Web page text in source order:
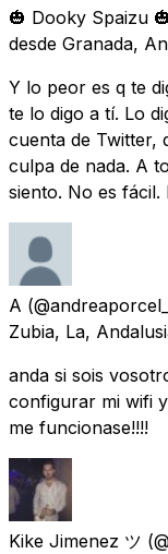
🎃 Dooky Spaizu 🎃
desde Granada,
Y lo peor es q te
te lo digo a tí. Lo
cuenta de Twitter,
culpa de nada. A
siento. No es fácil.
A
Zubia, La,
anda si sois
configurar mi wifi
me funcionase!!!!
Kike Jimenez ツ